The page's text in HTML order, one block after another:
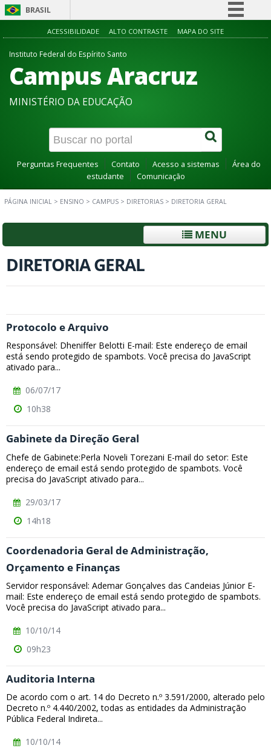
BRASIL
Simplifique!
Acesso à informação
Canais
ACESSIBILIDADE ALTO CONTRASTE MAPA DO SITE
Instituto Federal do Espírito Santo
Campus Aracruz
MINISTÉRIO DA EDUCAÇÃO
Perguntas Frequentes Contato Acesso a sistemas
Área do
estudante
Comunicação
PÁGINA INICIAL > ENSINO > CAMPUS > DIRETORIAS > DIRETORIA GERAL
MENU
DIRETORIA GERAL
Protocolo e Arquivo
Responsável: Dheniffer Belotti E-mail: Este endereço de email
está sendo protegido de spambots. Você precisa do JavaScript
ativado para...
06/07/17
10h38
Gabinete da Direção Geral
Chefe de Gabinete:Perla Noveli Torezani E-mail do setor: Este
endereço de email está sendo protegido de spambots. Você
precisa do JavaScript ativado para...
29/03/17
14h18
Coordenadoria Geral de Administração,
Orçamento e Finanças
Servidor responsável: Ademar Gonçalves das Candeias Júnior E-
mail: Este endereço de email está sendo protegido de spambots.
Você precisa do JavaScript ativado para...
10/10/14
09h23
Auditoria Interna
De acordo com o art. 14 do Decreto n.º 3.591/2000, alterado pelo
Decreto n.º 4.440/2002, todas as entidades da Administração
Pública Federal Indireta...
10/10/14